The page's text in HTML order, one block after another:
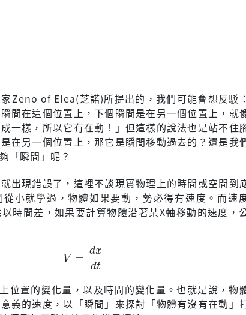
Zeno of Elea(芝諾)所提出的，我們可能會想反駁
間在這個位置上，下個瞬間是在另一個位置上，就
一樣，所以它有在動！」但這樣的說法也是站不住
在另一個位置上，那它是瞬間移動過去的？還是我
「瞬間」呢？
出現錯誤了，這裡不談現實物理上的時間或空間到
小就學過，物體如果要動，勢必得有速度。而速
時間差，如果要計算物體沿著某X軸移動的速度，
xdt
位置的變化量，以及時間的變化量。也就是說，物
義的速度，以「瞬間」來探討「物體有沒有在動」